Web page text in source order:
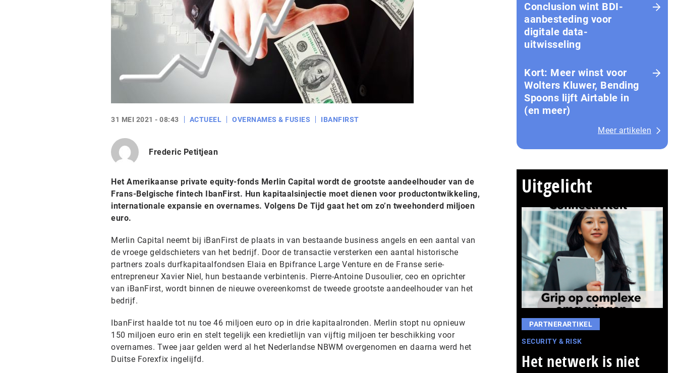
31 MEI 2021 - 08:43 ACTUEEL OVERNAMES & FUSIES IBANFIRST
Frederic Petitjean
Het Amerikaanse private equity-fonds Merlin Capital wordt de grootste aandeelhouder van de
Frans-Belgische fintech IbanFirst. Hun kapitaalsinjectie moet dienen voor productontwikkeling,
internationale expansie en overnames. Volgens De Tijd gaat het om zo’n tweehonderd miljoen
euro.
Merlin Capital neemt bij iBanFirst de plaats in van bestaande business angels en een aantal van
de vroege geldschieters van het bedrijf. Door de transactie versterken een aantal historische
partners zoals durfkapitaalfondsen Elaia en Bpifrance Large Venture en de Franse serie-
entrepreneur Xavier Niel, hun bestaande verbintenis. Pierre-Antoine Dusoulier, ceo en oprichter
van iBanFirst, wordt binnen de nieuwe overeenkomst de tweede grootste aandeelhouder van het
bedrijf.
IbanFirst haalde tot nu toe 46 miljoen euro op in drie kapitaalronden. Merlin stopt nu opnieuw
150 miljoen euro erin en stelt tegelijk een kredietlijn van vijftig miljoen ter beschikking voor
overnames. Twee jaar gelden werd al het Nederlandse NBWM overgenomen en daarna werd het
Duitse Forexfix ingelijfd.
Conclusion wint BDI-
aanbesteding voor
digitale data-
uitwisseling
Kort: Meer winst voor
Wolters Kluwer, Bending
Spoons lijft Airtable in
(en meer)
Meer artikelen
Uitgelicht
PARTNERARTIKEL
SECURITY & RISK
Het netwerk is niet